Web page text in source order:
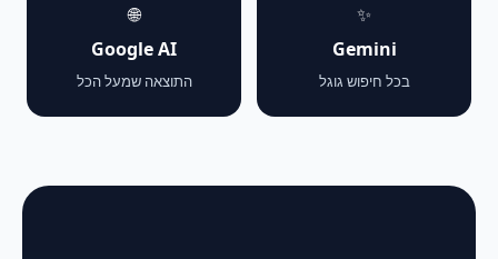
✨
Gemini
בכל חיפוש גוגל
🌐
Google AI
התוצאה שמעל הכל